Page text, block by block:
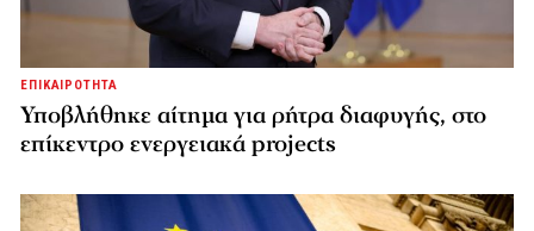
ΕΠΙΚΑΙΡΟΤΗΤΑ
Υποβλήθηκε αίτημα για ρήτρα διαφυγής, στο
επίκεντρο ενεργειακά projects